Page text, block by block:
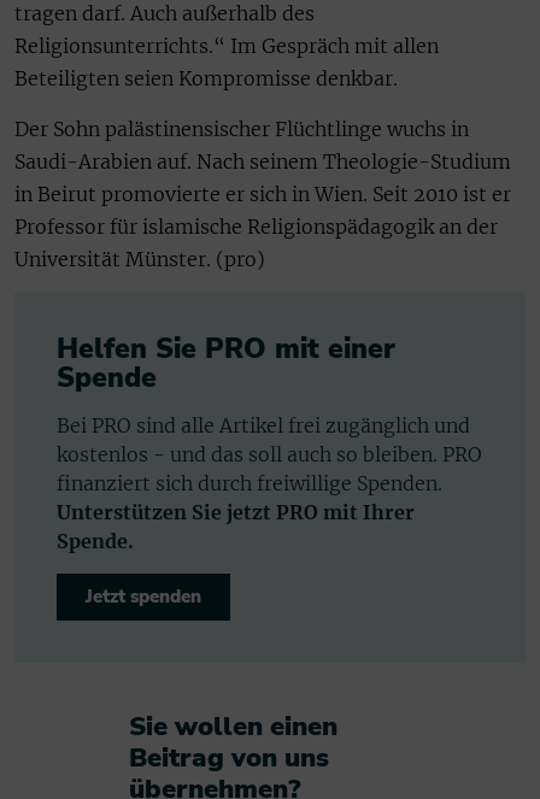
tragen darf. Auch außerhalb des
Religionsunterrichts.“ Im Gespräch mit allen
Beteiligten seien Kompromisse denkbar.
Der Sohn palästinensischer Flüchtlinge wuchs in
Saudi-Arabien auf. Nach seinem Theologie-Studium
in Beirut promovierte er sich in Wien. Seit 2010 ist er
Professor für islamische Religionspädagogik an der
Universität Münster. (pro)
Helfen Sie PRO mit einer
Spende
Bei PRO sind alle Artikel frei zugänglich und
kostenlos - und das soll auch so bleiben. PRO
finanziert sich durch freiwillige Spenden.
Unterstützen Sie jetzt PRO mit Ihrer
Spende.
Jetzt spenden
Sie wollen einen
Beitrag von uns
übernehmen?​